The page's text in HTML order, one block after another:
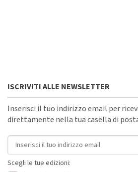
ISCRIVITI ALLE NEWSLETTER
Inserisci il tuo indirizzo email per
direttamente nella tua casella di
Indirizzo email
Scegli le tue edizioni: